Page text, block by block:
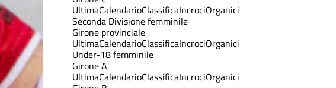
UltimaCalendarioClassificaIncrociOrganici
Seconda Divisione femminile
Girone provinciale
UltimaCalendarioClassificaIncrociOrganici
Under-18 femminile
Girone A
UltimaCalendarioClassificaIncrociOrganici